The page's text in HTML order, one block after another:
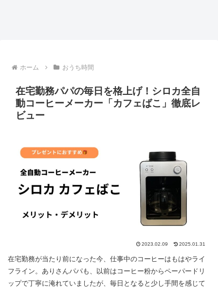
ホーム おうち時間
在宅勤務パパの毎日を格上げ！シロカ全自
動コーヒーメーカー「カフェばこ」徹底レ
ビュー
2023.02.09 2025.01.31
在宅勤務が当たり前になった今、仕事中のコーヒーはもはやライ
フライン。ありさんパパも、以前はコーヒー粉からペーパードリ
ップで丁寧に淹れていましたが、毎日となると少し手間を感じて